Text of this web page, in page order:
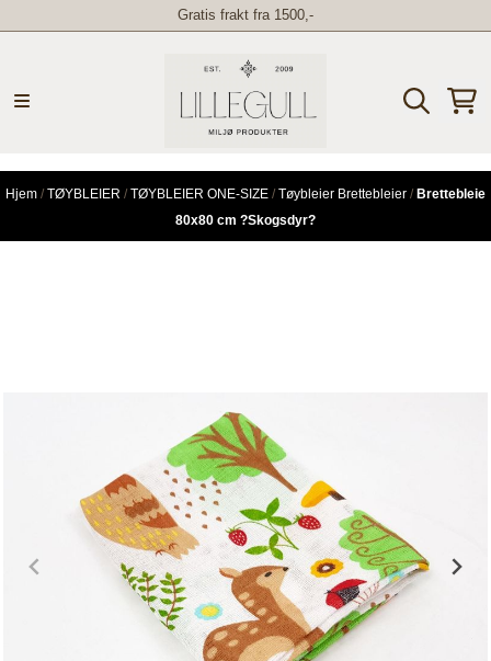
Gratis frakt fra 1500,-
Hjem / TØYBLEIER / TØYBLEIER ONE-SIZE / Tøybleier Brettebleier / Brettebleie
80x80 cm ?Skogsdyr?